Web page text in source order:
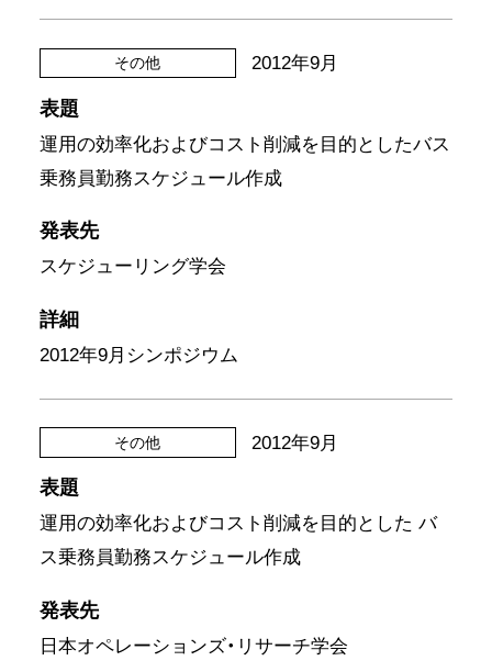
その他 2012年9月
表題
運用の効率化およびコスト削減を目的としたバス
乗務員勤務スケジュール作成
発表先
スケジューリング学会
詳細
2012年9月シンポジウム
その他 2012年9月
表題
運用の効率化およびコスト削減を目的とした バ
ス乗務員勤務スケジュール作成
発表先
日本オペレーションズ・リサーチ学会